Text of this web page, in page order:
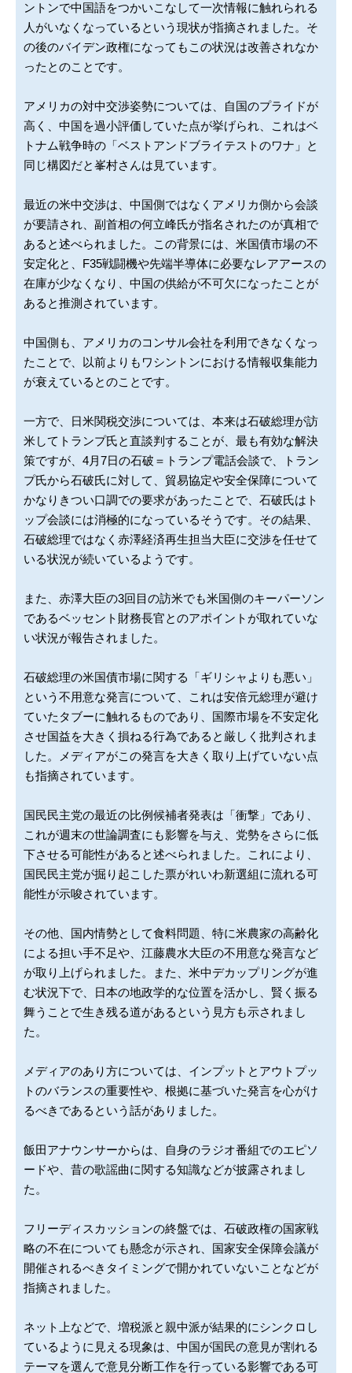
ントンで中国語をつかいこなして一次情報に触れられる
人がいなくなっているという現状が指摘されました。そ
の後のバイデン政権になってもこの状況は改善されなか
ったとのことです。
アメリカの対中交渉姿勢については、自国のプライドが
高く、中国を過小評価していた点が挙げられ、これはベ
トナム戦争時の「ベストアンドブライテストのワナ」と
同じ構図だと峯村さんは見ています。
最近の米中交渉は、中国側ではなくアメリカ側から会談
が要請され、副首相の何立峰氏が指名されたのが真相で
あると述べられました。この背景には、米国債市場の不
安定化と、F35戦闘機や先端半導体に必要なレアアースの
在庫が少なくなり、中国の供給が不可欠になったことが
あると推測されています。
中国側も、アメリカのコンサル会社を利用できなくなっ
たことで、以前よりもワシントンにおける情報収集能力
が衰えているとのことです。
一方で、日米関税交渉については、本来は石破総理が訪
米してトランプ氏と直談判することが、最も有効な解決
策ですが、4月7日の石破＝トランプ電話会談で、トラン
プ氏から石破氏に対して、貿易協定や安全保障について
かなりきつい口調での要求があったことで、石破氏はト
ップ会談には消極的になっているそうです。その結果、
石破総理ではなく赤澤経済再生担当大臣に交渉を任せて
いる状況が続いているようです。
また、赤澤大臣の3回目の訪米でも米国側のキーパーソン
であるベッセント財務長官とのアポイントが取れていな
い状況が報告されました。
石破総理の米国債市場に関する「ギリシャよりも悪い」
という不用意な発言について、これは安倍元総理が避け
ていたタブーに触れるものであり、国際市場を不安定化
させ国益を大きく損ねる行為であると厳しく批判されま
した。メディアがこの発言を大きく取り上げていない点
も指摘されています。
国民民主党の最近の比例候補者発表は「衝撃」であり、
これが週末の世論調査にも影響を与え、党勢をさらに低
下させる可能性があると述べられました。これにより、
国民民主党が掘り起こした票がれいわ新選組に流れる可
能性が示唆されています。
その他、国内情勢として食料問題、特に米農家の高齢化
による担い手不足や、江藤農水大臣の不用意な発言など
が取り上げられました。また、米中デカップリングが進
む状況下で、日本の地政学的な位置を活かし、賢く振る
舞うことで生き残る道があるという見方も示されまし
た。
メディアのあり方については、インプットとアウトプッ
トのバランスの重要性や、根拠に基づいた発言を心がけ
るべきであるという話がありました。
飯田アナウンサーからは、自身のラジオ番組でのエピソ
ードや、昔の歌謡曲に関する知識などが披露されまし
た。
フリーディスカッションの終盤では、石破政権の国家戦
略の不在についても懸念が示され、国家安全保障会議が
開催されるべきタイミングで開かれていないことなどが
指摘されました。
ネット上などで、増税派と親中派が結果的にシンクロし
ているように見える現象は、中国が国民の意見が割れる
テーマを選んで意見分断工作を行っている影響である可